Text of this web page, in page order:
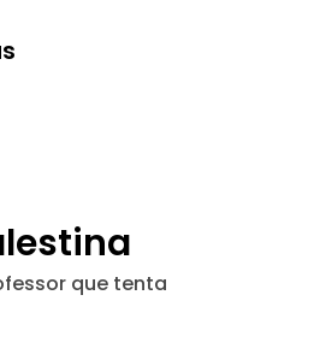
que tenta